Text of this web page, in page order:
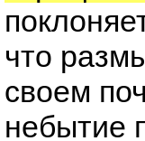
что
своем
небытие